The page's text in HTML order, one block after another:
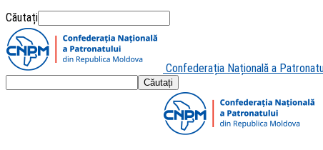
Căutați
Confederația Națională a